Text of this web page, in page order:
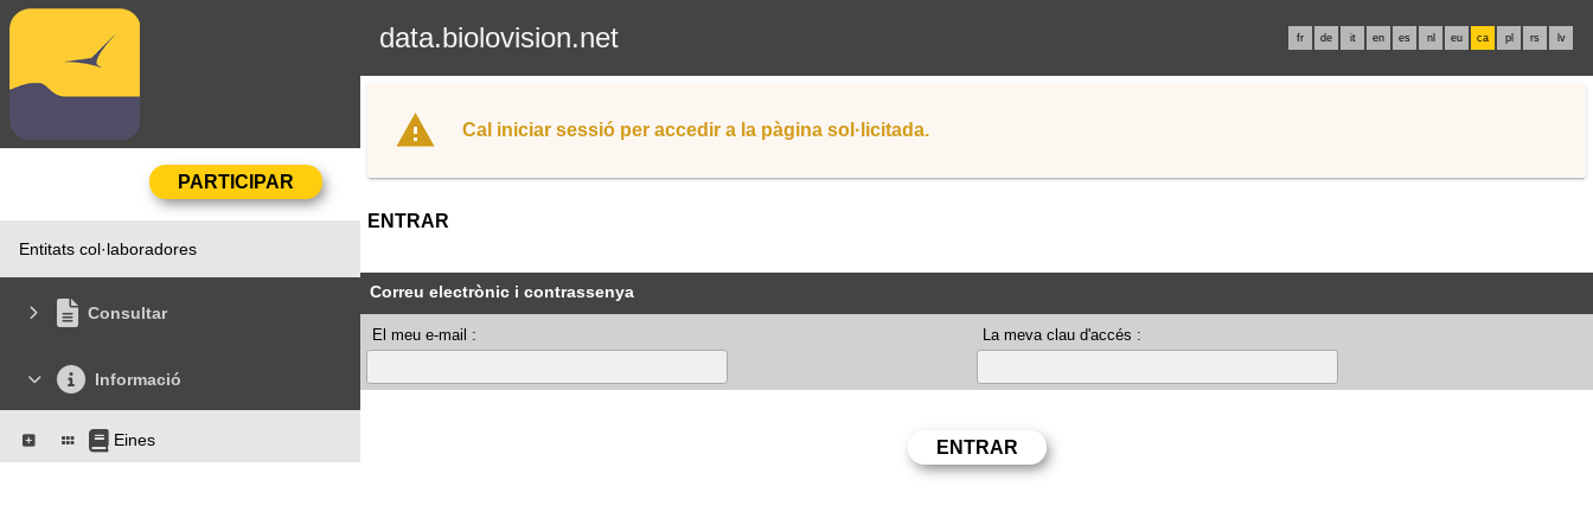
data.biolovision.net fr de it en es nl eu ca pl rs lv
Entitats col·laboradores
Consultar
Informació
Eines
Cal iniciar sessió per accedir a la pàgina sol·licitada.
ENTRAR
Correu electrònic i contrassenya
El meu e-mail : La meva clau d'accés :